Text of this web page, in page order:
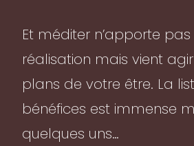
Et méditer n’apporte
réalisation mais vient
plans de votre être. La
bénéfices est immense
quelques uns…